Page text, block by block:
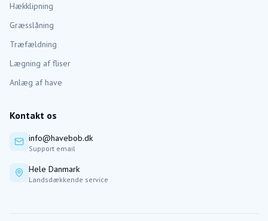
Hækklipning
Græsslåning
Træfældning
Lægning af fliser
Anlæg af have
Kontakt os
info@havebob.dk
Support email
Hele Danmark
Landsdækkende service